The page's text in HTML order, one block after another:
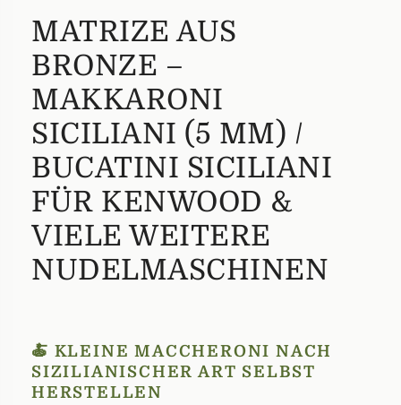
MATRIZE AUS
BRONZE –
MAKKARONI
SICILIANI (5 MM) /
BUCATINI SICILIANI
FÜR KENWOOD &
VIELE WEITERE
NUDELMASCHINEN
🍝 KLEINE MACCHERONI NACH
SIZILIANISCHER ART SELBST
HERSTELLEN